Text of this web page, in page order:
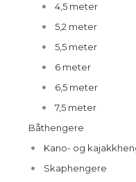
4,5 meter
5,2 meter
5,5 meter
6 meter
6,5 meter
7,5 meter
Båthengere
Kano- og
Skaphengere